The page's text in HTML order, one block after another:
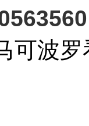
可波